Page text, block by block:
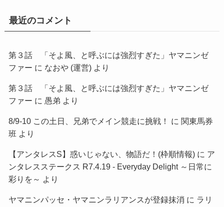
最近のコメント
第３話 「そよ風、と呼ぶには強烈すぎた」ヤマニンゼ
ファー に なおや (運営)より
第３話 「そよ風、と呼ぶには強烈すぎた」ヤマニンゼ
ファー に 愚弟 より
8/9-10 この土日、兄弟でメイン競走に挑戦！ に 関東馬券
班 より
【アンタレスS】惑いじゃない、物語だ！(枠順情報)に ア
ンタレスステークス R7.4.19 - Everyday Delight ～日常に
彩りを～ より
ヤマニンパッセ・ヤマニンラリアンスが登録抹消 に ラリ